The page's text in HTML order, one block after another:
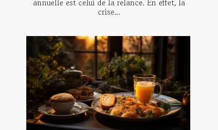
annuelle est celui de la relance. En effet, la
crise...